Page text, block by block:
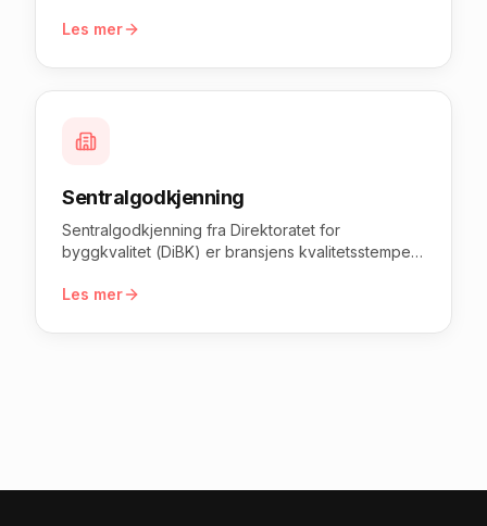
bestått.
Les mer
Sentralgodkjenning
Sentralgodkjenning fra Direktoratet for
byggkvalitet (DiBK) er bransjens kvalitetsstempel
søknadsprosessen for deg — dokumentasjon,
opprettholdelse. 10 års erfaring med TK1, TK2 og
Les mer